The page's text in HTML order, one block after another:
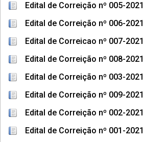
Edital de Correição nº 005-2021
Edital de Correição nº 006-2021
Edital de Correicao nº 007-2021
Edital de Correição nº 008-2021
Edital de Correição nº 003-2021
Edital de Correição nº 009-2021
Edital de Correição nº 002-2021
Edital de Correição nº 001-2021